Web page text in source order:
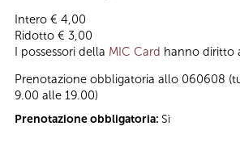
Intero € 4,00
Ridotto € 3,00
I possessori della MIC Card hanno diritto
Prenotazione obbligatoria allo 060608
9.00 alle 19.00)
Prenotazione obbligatoria: Sì